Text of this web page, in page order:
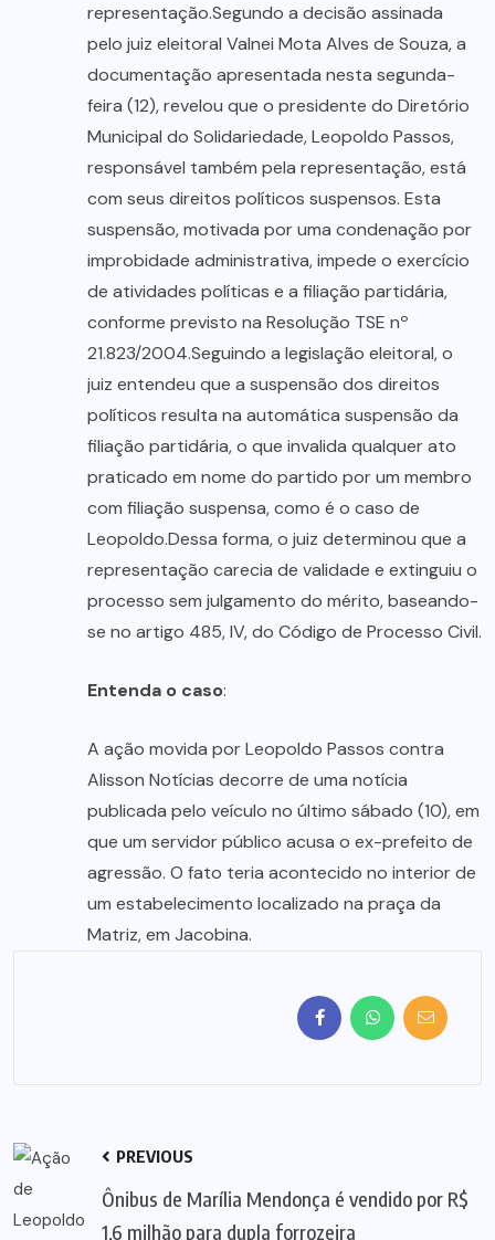
representação.Segundo a decisão assinada
pelo juiz eleitoral Valnei Mota Alves de Souza, a
documentação apresentada nesta segunda-
feira (12), revelou que o presidente do Diretório
Municipal do Solidariedade, Leopoldo Passos,
responsável também pela representação, está
com seus direitos políticos suspensos. Esta
suspensão, motivada por uma condenação por
improbidade administrativa, impede o exercício
de atividades políticas e a filiação partidária,
conforme previsto na Resolução TSE nº
21.823/2004.Seguindo a legislação eleitoral, o
juiz entendeu que a suspensão dos direitos
políticos resulta na automática suspensão da
filiação partidária, o que invalida qualquer ato
praticado em nome do partido por um membro
com filiação suspensa, como é o caso de
Leopoldo.Dessa forma, o juiz determinou que a
representação carecia de validade e extinguiu o
processo sem julgamento do mérito, baseando-
se no artigo 485, IV, do Código de Processo Civil.
Entenda o caso:
A ação movida por Leopoldo Passos contra
Alisson Notícias decorre de uma notícia
publicada pelo veículo no último sábado (10), em
que um servidor público acusa o ex-prefeito de
agressão. O fato teria acontecido no interior de
um estabelecimento localizado na praça da
Matriz, em Jacobina.
PREVIOUS
Ônibus de Marília Mendonça é vendido por R$
1,6 milhão para dupla forrozeira